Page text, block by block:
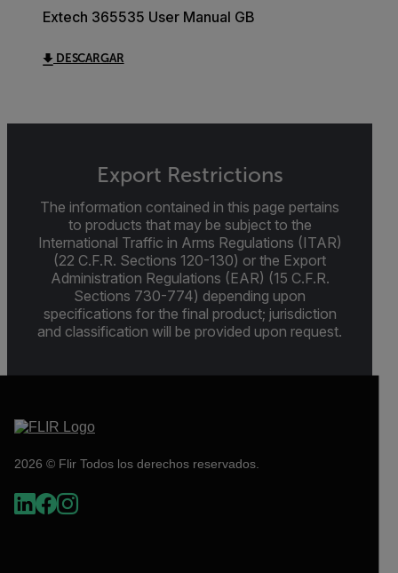
Extech 365535 User Manual GB
DESCARGAR
Export Restrictions
The information contained in this page pertains
to products that may be subject to the
International Traffic in Arms Regulations (ITAR)
(22 C.F.R. Sections 120-130) or the Export
Administration Regulations (EAR) (15 C.F.R.
Sections 730-774) depending upon
specifications for the final product; jurisdiction
and classification will be provided upon request.
2026 © Flir Todos los derechos reservados.